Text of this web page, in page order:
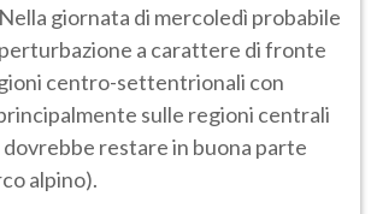
giornata di mercoledì probabile
a carattere di fronte
centro-settentrionali con
sulle regioni centrali
restare in buona parte
alpino).